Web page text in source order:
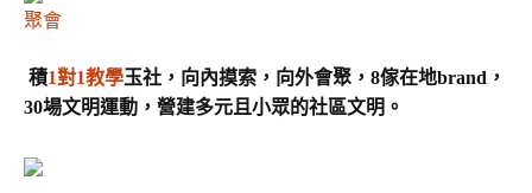
聚會
積1對1教學玉社，向內摸索，向外會聚， 8傢在地brand，
30場文明運動，營建多元且小眾的社區文明。